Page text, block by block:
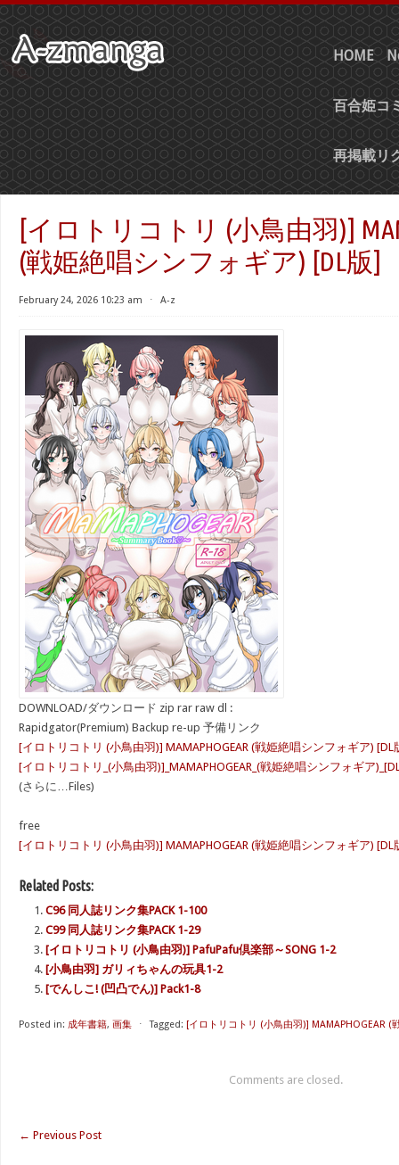
HOME
百合姫コ
再掲載リ
[イロトリコトリ (小鳥由羽)]
(戦姫絶唱シンフォギア) [DL版]
February 24, 2026 10:23 am ⋅ A-z
DOWNLOAD/ダウンロード zip rar raw dl :
Rapidgator(Premium) Backup re-up 予備リンク
[イロトリコトリ (小鳥由羽)] MAMAPHOGEAR (戦姫絶唱シンフォギア) [DL
[イロトリコトリ_(小鳥由羽)]_MAMAPHOGEAR_(戦姫絶唱シンフォギア
(さらに…Files)
free
[イロトリコトリ (小鳥由羽)] MAMAPHOGEAR (戦姫絶唱シンフォギア) [DL
Related Posts:
C96 同人誌リンク集PACK 1-100
C99 同人誌リンク集PACK 1-29
[イロトリコトリ (小鳥由羽)] PafuPafu倶楽部～SONG 1-2
[小鳥由羽] ガリィちゃんの玩具1-2
[でんしこ! (凹凸でん)] Pack1-8
Posted in: 成年書籍, 画集 ⋅ Tagged: [イロトリコトリ (小鳥由羽)] MAMAPHOGEAR (
Comments are closed.
← Previous Post